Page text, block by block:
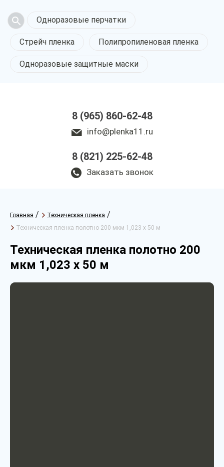
Одноразовые перчатки
Стрейч пленка Полипропиленовая пленка
Одноразовые защитные маски
8 (965) 860-62-48
info@plenka11.ru
8 (821) 225-62-48
Заказать звонок
Главная / Техническая пленка /
Техническая пленка полотно 200 мкм 1,023 х 50 м
Техническая пленка полотно 200
мкм 1,023 х 50 м